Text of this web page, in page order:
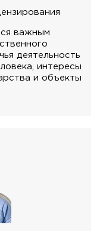
важным
деятельность
интересы
и объекты